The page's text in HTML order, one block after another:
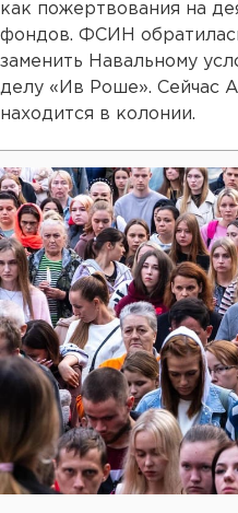
как пожертвования на
фондов. ФСИН
заменить Навальному
делу «Ив Роше». Сейчас
находится в колонии.